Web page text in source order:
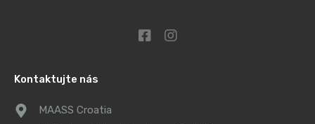
Kontaktujte nás
MAASS Croatia